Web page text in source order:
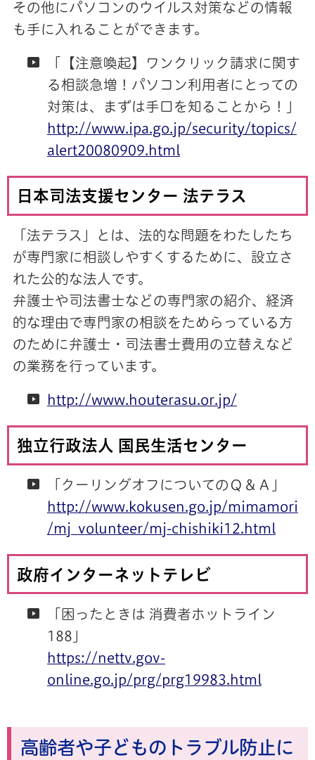
その他にパソコンのウイルス対策などの情報
も手に入れることができます。
「【注意喚起】ワンクリック請求に関す
る相談急増！パソコン利用者にとっての
対策は、まずは手口を知ることから！」
http://www.ipa.go.jp/security/topics/
alert20080909.html
日本司法支援センター 法テラス
「法テラス」とは、法的な問題をわたしたち
が専門家に相談しやすくするために、設立さ
れた公的な法人です。
弁護士や司法書士などの専門家の紹介、経済
的な理由で専門家の相談をためらっている方
のために弁護士・司法書士費用の立替えなど
の業務を行っています。
http://www.houterasu.or.jp/
独立行政法人 国民生活センター
「クーリングオフについてのＱ＆Ａ」
http://www.kokusen.go.jp/mimamori
/mj_volunteer/mj-chishiki12.html
政府インターネットテレビ
「困ったときは 消費者ホットライン
188」
https://nettv.gov-
online.go.jp/prg/prg19983.html
高齢者や子どものトラブル防止に